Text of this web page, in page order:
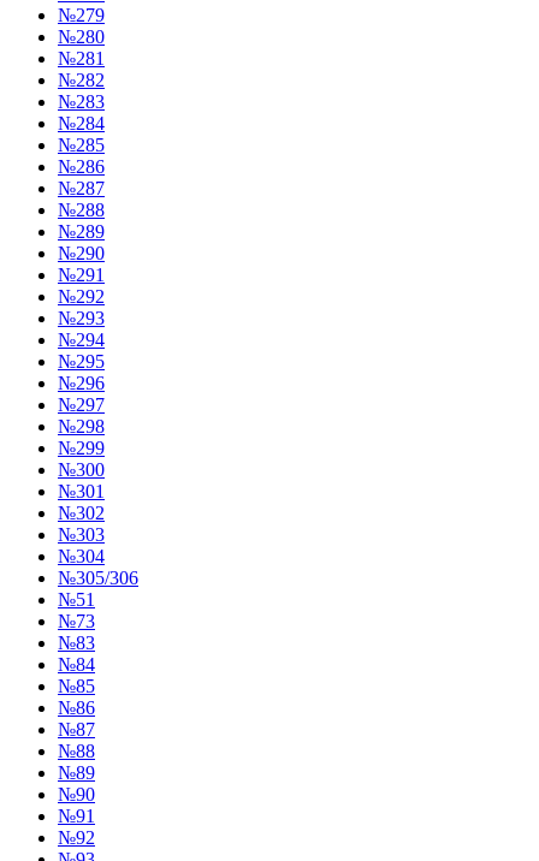
№279
№280
№281
№282
№283
№284
№285
№286
№287
№288
№289
№290
№291
№292
№293
№294
№295
№296
№297
№298
№299
№300
№301
№302
№303
№304
№305/306
№51
№73
№83
№84
№85
№86
№87
№88
№89
№90
№91
№92